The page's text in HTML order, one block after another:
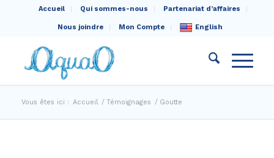
Accueil Qui sommes-nous Partenariat d’affaires
Nous joindre Mon Compte English
Vous êtes ici : Accueil / Témoignages / Goutte